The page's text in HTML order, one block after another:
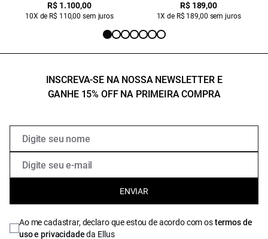
R$ 1.100,00
10X de R$ 110,00 sem juros
R$ 189,00
1X de R$ 189,00 sem juros
INSCREVA-SE NA NOSSA NEWSLETTER E
GANHE 15% OFF NA PRIMEIRA COMPRA
ENVIAR
Ao me cadastrar, declaro que estou de acordo com ostermos de
uso e privacidadeda Ellus